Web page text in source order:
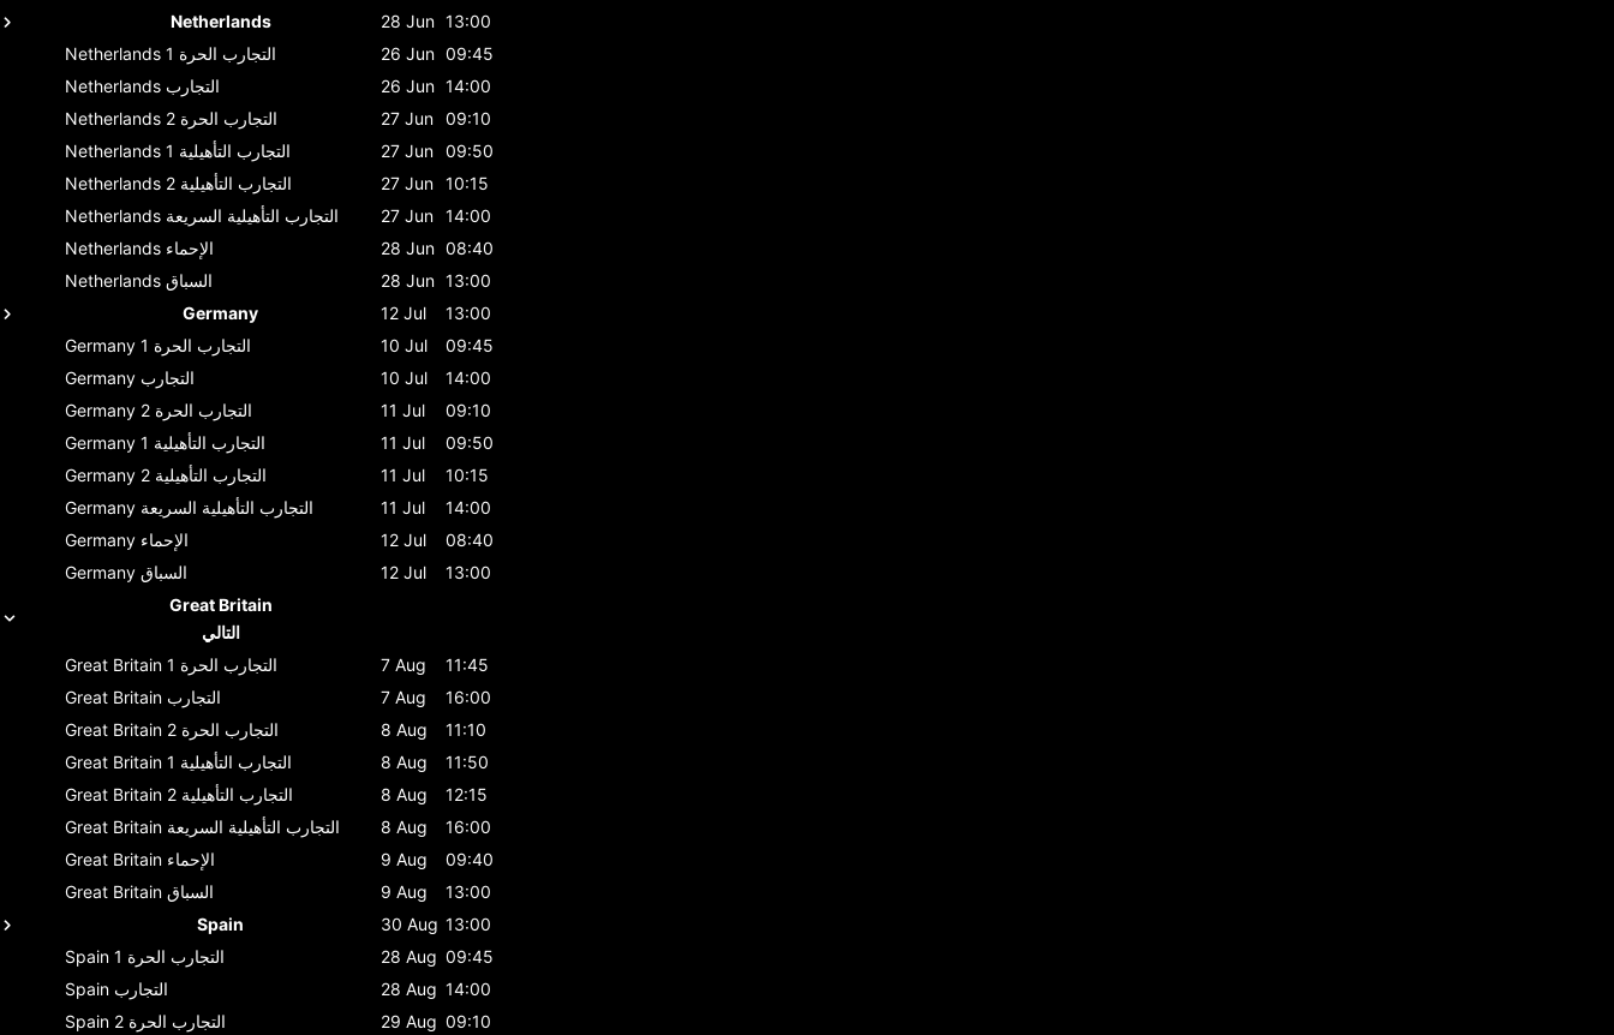
Netherlands
28 Jun 13:00
Netherlands
التجارب الحرة 1 26 Jun 09:45
Netherlands التجارب 26 Jun 14:00
Netherlands
التجارب الحرة 2 27 Jun 09:10
Netherlands
التجارب التأهيلية 1 27 Jun 09:50
Netherlands
التجارب التأهيلية 2 27 Jun 10:15
Netherlands التجارب التأهيلية السريعة 27 Jun 14:00
Netherlands الإحماء 28 Jun 08:40
Netherlands السباق 28 Jun 13:00
Germany
12 Jul
13:00
Germany
التجارب الحرة 1 10 Jul
09:45
Germany التجارب 10 Jul
14:00
Germany
التجارب الحرة 2 11 Jul
09:10
Germany
التجارب التأهيلية 1 11 Jul
09:50
Germany
التجارب التأهيلية 2 11 Jul
10:15
Germany التجارب التأهيلية السريعة 11 Jul
14:00
Germany الإحماء 12 Jul
08:40
Germany السباق 12 Jul
13:00
Great Britain
التالي
Great Britain
التجارب الحرة 1 7 Aug
11:45
Great Britain التجارب 7 Aug
16:00
Great Britain
التجارب الحرة 2 8 Aug
11:10
Great Britain
التجارب التأهيلية 1 8 Aug
11:50
Great Britain
التجارب التأهيلية 2 8 Aug
12:15
Great Britain التجارب التأهيلية السريعة 8 Aug
16:00
Great Britain الإحماء 9 Aug
09:40
Great Britain السباق 9 Aug
13:00
Spain
30 Aug 13:00
Spain
التجارب الحرة 1 28 Aug 09:45
Spain التجارب 28 Aug 14:00
Spain
التجارب الحرة 2 29 Aug 09:10